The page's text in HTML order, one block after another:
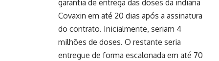
garantia de entrega das doses da indiana
Covaxin em até 20 dias após a assinatura
do contrato. Inicialmente, seriam 4
milhões de doses. O restante seria
entregue de forma escalonada em até 70